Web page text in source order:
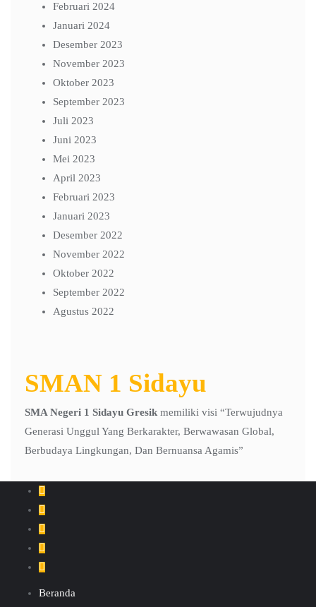
Februari 2024
Januari 2024
Desember 2023
November 2023
Oktober 2023
September 2023
Juli 2023
Juni 2023
Mei 2023
April 2023
Februari 2023
Januari 2023
Desember 2022
November 2022
Oktober 2022
September 2022
Agustus 2022
SMAN 1 Sidayu
SMA Negeri 1 Sidayu Gresik memiliki visi “Terwujudnya
Generasi Unggul Yang Berkarakter, Berwawasan Global,
Berbudaya Lingkungan, Dan Bernuansa Agamis”
Beranda